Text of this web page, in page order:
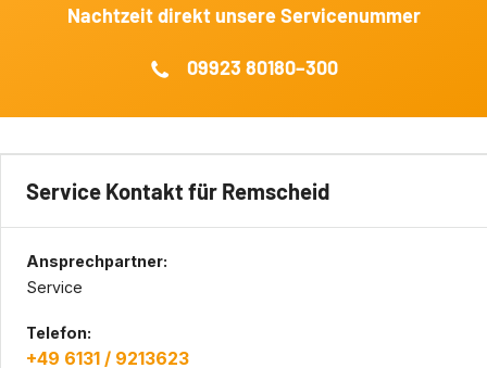
Nachtzeit direkt unsere Servicenummer
09923 80180–300
Service Kontakt für Remscheid
Ansprechpartner:
Service
Telefon:
+49 6131 / 9213623